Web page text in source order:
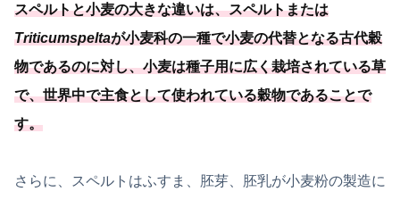
スペルトと小麦の大きな違いは、スペルトまたは
Triticumspeltaが小麦科の一種で小麦の代替となる古代穀
物であるのに対し、小麦は種子用に広く栽培されている草
で、世界中で主食として使われている穀物であることで
す。
さらに、スペルトはふすま、胚芽、胚乳が小麦粉の製造に